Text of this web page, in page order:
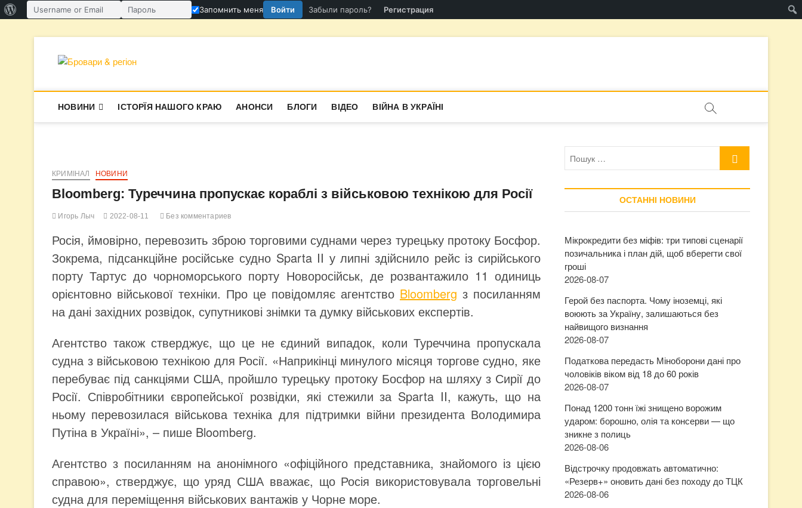
Имя пользователя или email
Пароль
Запомнить меня Войти Забыли пароль? Регистрация
содержимому
НОВИНИ ІСТОРЇЯ НАШОГО КРАЮ АНОНСИ БЛОГИ ВІДЕО ВІЙНА В УКРАЇНІ
КРИМІНАЛ НОВИНИ
Bloomberg: Туреччина пропускає кораблі з військовою технікою для Росії
Игорь Лыч 2022-08-11 Без комментариев
Росія, ймовірно, перевозить зброю торговими суднами через турецьку протоку Босфор.
Зокрема, підсанкційне російське судно Sparta II у липні здійснило рейс із сирійського
порту Тартус до чорноморського порту Новоросійськ, де розвантажило 11 одиниць
орієнтовно військової техніки. Про це повідомляє агентство Bloomberg з посиланням
на дані західних розвідок, супутникові знімки та думку військових експертів.
Агентство також стверджує, що це не єдиний випадок, коли Туреччина пропускала
судна з військовою технікою для Росії. «Наприкінці минулого місяця торгове судно, яке
перебуває під санкціями США, пройшло турецьку протоку Босфор на шляху з Сирії до
Росії. Співробітники європейської розвідки, які стежили за Sparta II, кажуть, що на
ньому перевозилася військова техніка для підтримки війни президента Володимира
Путіна в Україні», – пише Bloomberg.
Агентство з посиланням на анонімного «офіційного представника, знайомого із цією
справою», стверджує, що уряд США вважає, що Росія використовувала торговельні
судна для переміщення військових вантажів у Чорне море.
ОСТАННІ НОВИНИ
Мікрокредити без міфів: три типові сценарії
позичальника і план дій, щоб вберегти свої
гроші
2026-08-07
Герой без паспорта. Чому іноземці, які
воюють за Україну, залишаються без
найвищого визнання
2026-08-07
Податкова передасть Міноборони дані про
чоловіків віком від 18 до 60 років
2026-08-07
Понад 1200 тонн їжі знищено ворожим
ударом: борошно, олія та консерви — що
зникне з полиць
2026-08-06
Відстрочку продовжать автоматично:
«Резерв+» оновить дані без походу до ТЦК
2026-08-06